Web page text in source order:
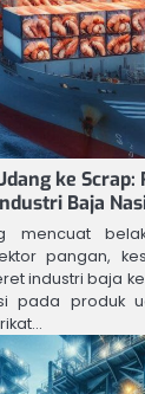
ke Scrap:
Baja
mencuat
pangan,
industri baja
pada produk